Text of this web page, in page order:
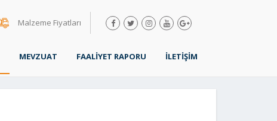
Malzeme Fiyatları
MEVZUAT FAALİYET RAPORU İLETİŞİM